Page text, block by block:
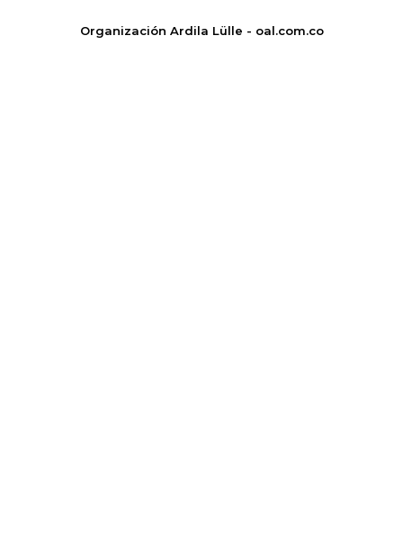
Organización Ardila Lülle - oal.com.co